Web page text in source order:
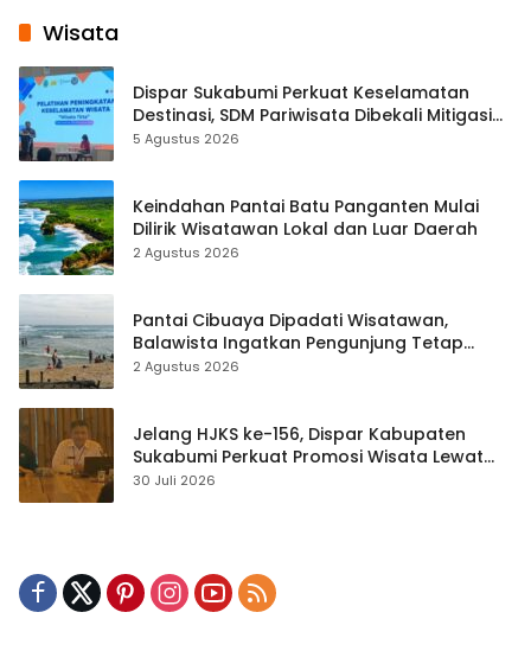
Wisata
Dispar Sukabumi Perkuat Keselamatan
Destinasi, SDM Pariwisata Dibekali Mitigasi
hingga Teknik Evakuasi
5 Agustus 2026
Keindahan Pantai Batu Panganten Mulai
Dilirik Wisatawan Lokal dan Luar Daerah
2 Agustus 2026
Pantai Cibuaya Dipadati Wisatawan,
Balawista Ingatkan Pengunjung Tetap
Waspada
2 Agustus 2026
Jelang HJKS ke-156, Dispar Kabupaten
Sukabumi Perkuat Promosi Wisata Lewat
Publikasi Digital
30 Juli 2026